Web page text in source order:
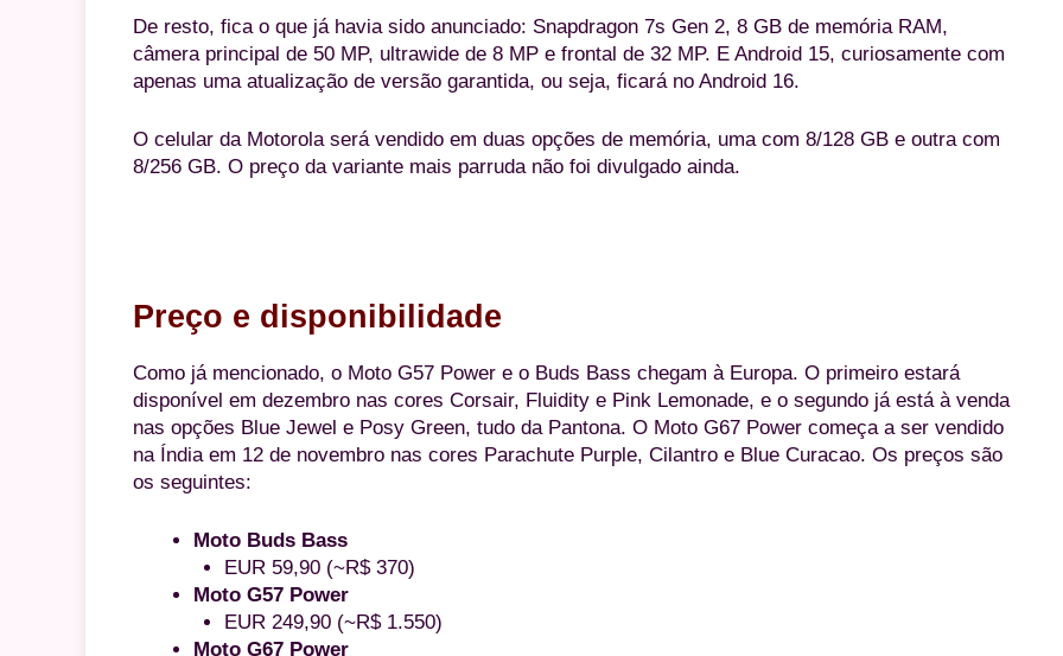
De resto, fica o que já havia sido anunciado: Snapdragon 7s Gen 2, 8 GB de memória RAM,
câmera principal de 50 MP, ultrawide de 8 MP e frontal de 32 MP. E Android 15, curiosamente com
apenas uma atualização de versão garantida, ou seja, ficará no Android 16.
O celular da Motorola será vendido em duas opções de memória, uma com 8/128 GB e outra com
8/256 GB. O preço da variante mais parruda não foi divulgado ainda.
Preço e disponibilidade
Como já mencionado, o Moto G57 Power e o Buds Bass chegam à Europa. O primeiro estará
disponível em dezembro nas cores Corsair, Fluidity e Pink Lemonade, e o segundo já está à venda
nas opções Blue Jewel e Posy Green, tudo da Pantona. O Moto G67 Power começa a ser vendido
na Índia em 12 de novembro nas cores Parachute Purple, Cilantro e Blue Curacao. Os preços são
os seguintes:
Moto Buds Bass
EUR 59,90 (~R$ 370)
Moto G57 Power
EUR 249,90 (~R$ 1.550)
Moto G67 Power